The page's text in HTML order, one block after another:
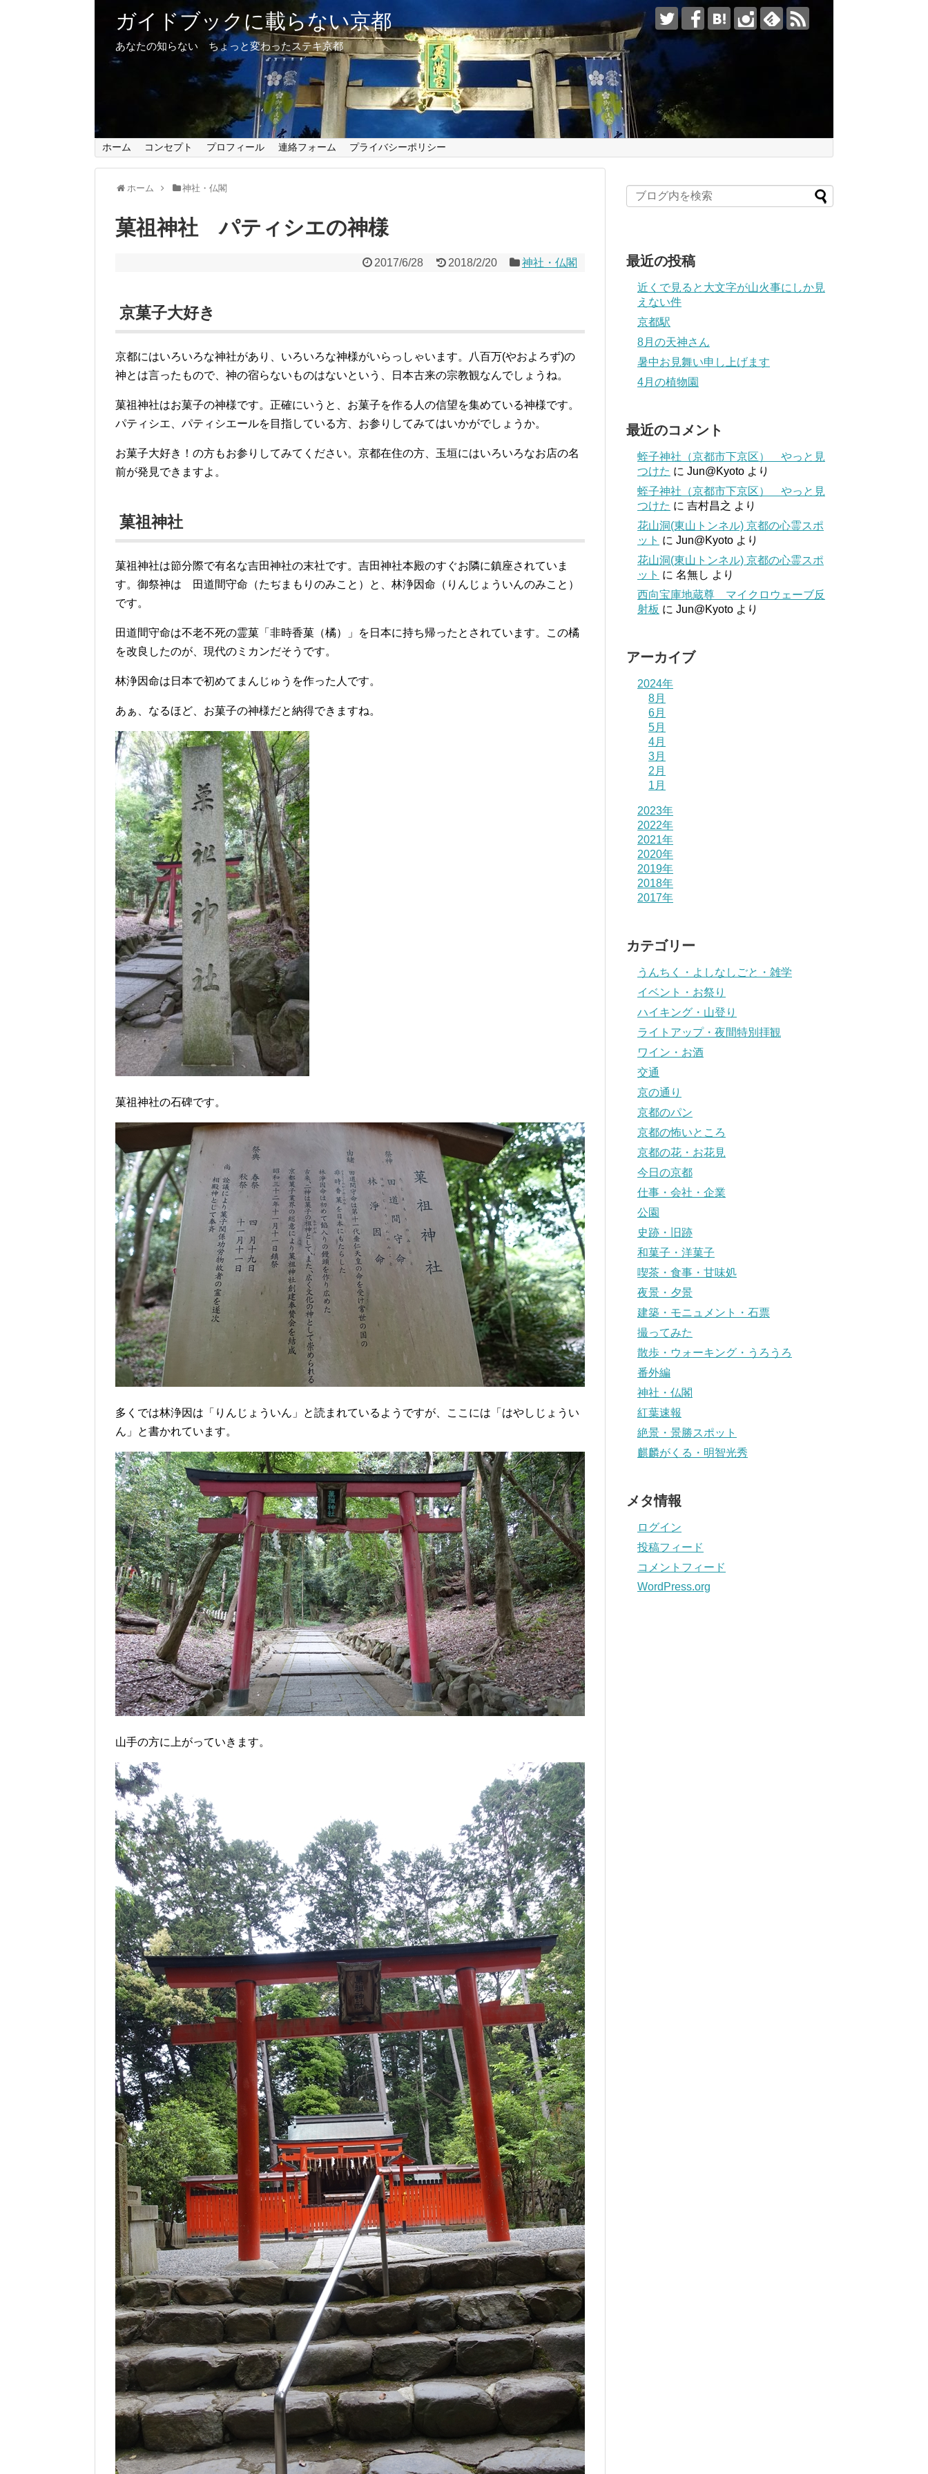
ガイドブックに載らない京都
あなたの知らない ちょっと変わったステキ京都
ホーム コンセプト プロフィール 連絡フォーム プライバシーポリシー
ホーム 神社・仏閣
菓祖神社 パティシエの神様
2017/6/28 2018/2/20 神社・仏閣
京菓子大好き
京都にはいろいろな神社があり、いろいろな神様がいらっしゃいます。八百万(やおよろず)の
神とは言ったもので、神の宿らないものはないという、日本古来の宗教観なんでしょうね。
菓祖神社はお菓子の神様です。正確にいうと、お菓子を作る人の信望を集めている神様です。
パティシエ、パティシエールを目指している方、お参りしてみてはいかがでしょうか。
お菓子大好き！の方もお参りしてみてください。京都在住の方、玉垣にはいろいろなお店の名
前が発見できますよ。
菓祖神社
菓祖神社は節分際で有名な吉田神社の末社です。吉田神社本殿のすぐお隣に鎮座されていま
す。御祭神は 田道間守命（たぢまもりのみこと）と、林浄因命（りんじょういんのみこと）
です。
田道間守命は不老不死の霊菓「非時香菓（橘）」を日本に持ち帰ったとされています。この橘
を改良したのが、現代のミカンだそうです。
林浄因命は日本で初めてまんじゅうを作った人です。
あぁ、なるほど、お菓子の神様だと納得できますね。
菓祖神社の石碑です。
多くでは林浄因は「りんじょういん」と読まれているようですが、ここには「はやしじょうい
ん」と書かれています。
山手の方に上がっていきます。
最近の投稿
近くで見ると大文字が山火事にしか見
えない件
京都駅
8月の天神さん
暑中お見舞い申し上げます
4月の植物園
最近のコメント
蛭子神社（京都市下京区） やっと見
つけた に Jun@Kyoto より
蛭子神社（京都市下京区） やっと見
つけた に 吉村昌之 より
花山洞(東山トンネル) 京都の心霊スポ
ット に Jun@Kyoto より
花山洞(東山トンネル) 京都の心霊スポ
ット に 名無し より
西向宝庫地蔵尊 マイクロウェーブ反
射板 に Jun@Kyoto より
アーカイブ
2024年
8月
6月
5月
4月
3月
2月
1月
2023年
2022年
2021年
2020年
2019年
2018年
2017年
カテゴリー
うんちく・よしなしごと・雑学
イベント・お祭り
ハイキング・山登り
ライトアップ・夜間特別拝観
ワイン・お酒
交通
京の通り
京都のパン
京都の怖いところ
京都の花・お花見
今日の京都
仕事・会社・企業
公園
史跡・旧跡
和菓子・洋菓子
喫茶・食事・甘味処
夜景・夕景
建築・モニュメント・石票
撮ってみた
散歩・ウォーキング・うろうろ
番外編
神社・仏閣
紅葉速報
絶景・景勝スポット
麒麟がくる・明智光秀
メタ情報
ログイン
投稿フィード
コメントフィード
WordPress.org